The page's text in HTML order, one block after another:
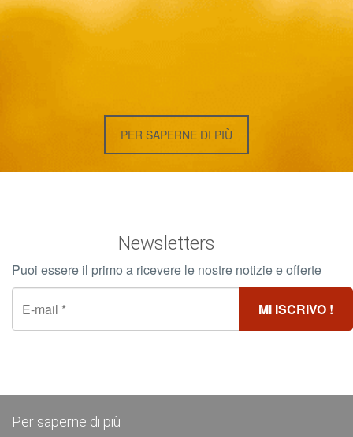
PER SAPERNE DI PIÙ
Newsletters
Puoi essere il primo a ricevere le nostre notizie e offerte
Per saperne di più